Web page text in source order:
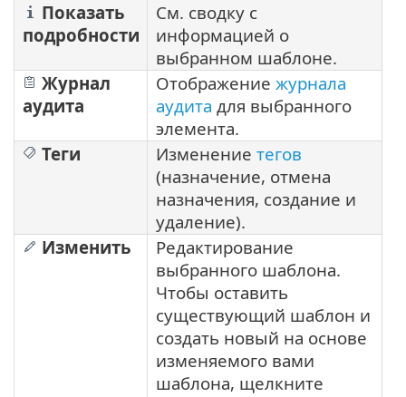
Показать
подробности
См. сводку с
информацией о
выбранном шаблоне.
Журнал
аудита
Отображение журнала
аудита для выбранного
элемента.
Теги
Изменение тегов
(назначение, отмена
назначения, создание и
удаление).
Изменить
Редактирование
выбранного шаблона.
Чтобы оставить
существующий шаблон и
создать новый на основе
изменяемого вами
шаблона, щелкните